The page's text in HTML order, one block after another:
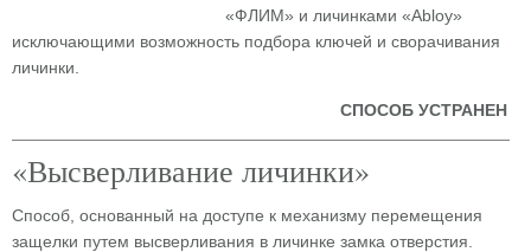
«ФЛИМ» и личинками «Abloy»
исключающими возможность подбора ключей и сворачивания
личинки.
СПОСОБ УСТРАНЕН
«Высверливание личинки»
Способ, основанный на доступе к механизму перемещения
защелки путем высверливания в личинке замка отверстия.